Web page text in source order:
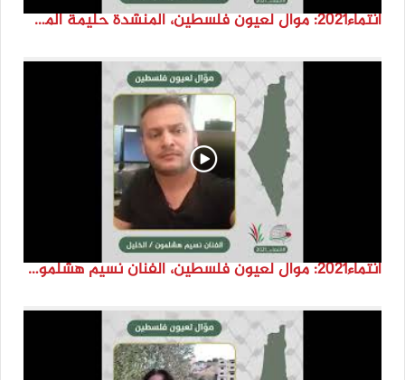
انتماء2021: موال لعيون فلسطين، المنشدة حليمة المصري، لبنان
انتماء2021: موال لعيون فلسطين، الفنان نسيم هشلمون، فلسطين